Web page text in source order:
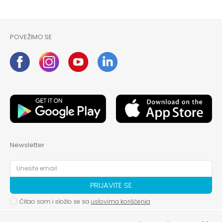
POŠALJI
POVEŽIMO SE
Newsletter
PRIJAVITE SE
Čitao sam i složio se sa uslovima korišćenja